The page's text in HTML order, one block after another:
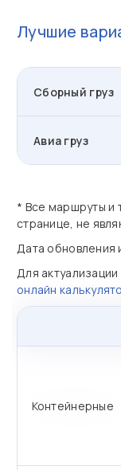
Лучшие
Сборный груз
Авиа груз
* Все маршруты и
странице, не
Дата
Для
онлайн
Контейнерные